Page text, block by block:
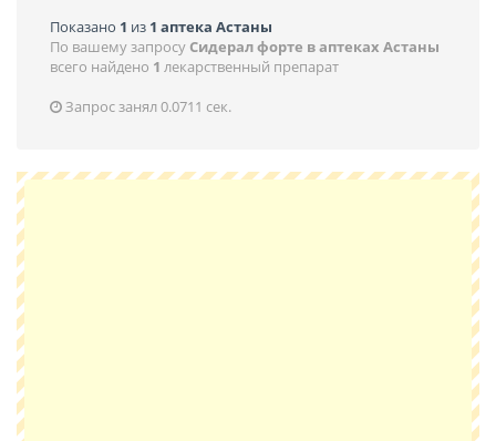
Показано 1 из 1 аптека Астаны
По вашему запросу Сидерал форте в аптеках Астаны
всего найдено 1 лекарственный препарат
Запрос занял 0.0711 сек.